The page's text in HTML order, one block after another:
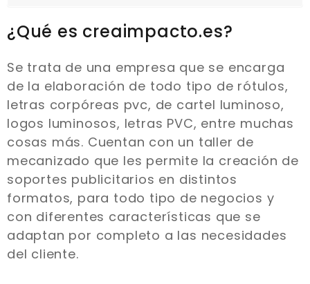
¿Qué es creaimpacto.es?
Se trata de una empresa que se encarga
de la elaboración de todo tipo de rótulos,
letras corpóreas pvc, de cartel luminoso,
logos luminosos, letras PVC, entre muchas
cosas más. Cuentan con un taller de
mecanizado que les permite la creación de
soportes publicitarios en distintos
formatos, para todo tipo de negocios y
con diferentes características que se
adaptan por completo a las necesidades
del cliente.